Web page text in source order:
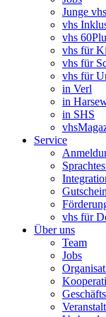
Junge vhs
vhs
vhs
vhs für
vhs für
vhs für
in Verl
in
in SHS
Service
Gutschein
vhs für
Über uns
Team
Jobs